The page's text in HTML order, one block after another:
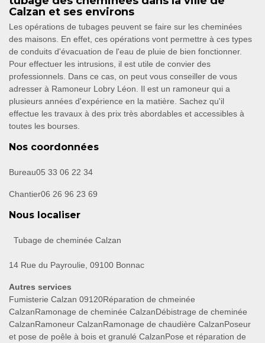
Calzan et ses environs
Les opérations de tubages peuvent se faire sur les cheminées
des maisons. En effet, ces opérations vont permettre à ces types
de conduits d'évacuation de l'eau de pluie de bien fonctionner.
Pour effectuer les intrusions, il est utile de convier des
professionnels. Dans ce cas, on peut vous conseiller de vous
adresser à Ramoneur Lobry Léon. Il est un ramoneur qui a
plusieurs années d'expérience en la matière. Sachez qu'il
effectue les travaux à des prix très abordables et accessibles à
toutes les bourses.
Nos coordonnées
Bureau05 33 06 22 34
Chantier06 26 96 23 69
Nous localiser
Tubage de cheminée Calzan
14 Rue du Payroulie, 09100 Bonnac
Autres services
Fumisterie Calzan 09120Réparation de chmeinée
CalzanRamonage de cheminée CalzanDébistrage de cheminée
CalzanRamoneur CalzanRamonage de chaudière CalzanPoseur
et pose de poêle à bois et granulé CalzanPose et réparation de